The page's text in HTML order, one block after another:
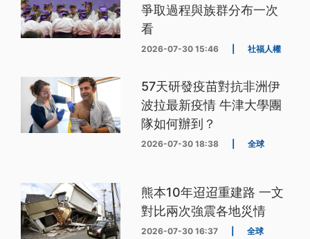
爭取過程與族群分布一次
看
2026-07-30 15:46 社福人權
57天研發疫苗對抗非洲伊
波拉最新疫情 牛津大學團
隊如何辦到？
2026-07-30 18:38 全球
熊本10年迢迢重建路 一文
對比兩次強震各地災情
2026-07-30 16:37 全球